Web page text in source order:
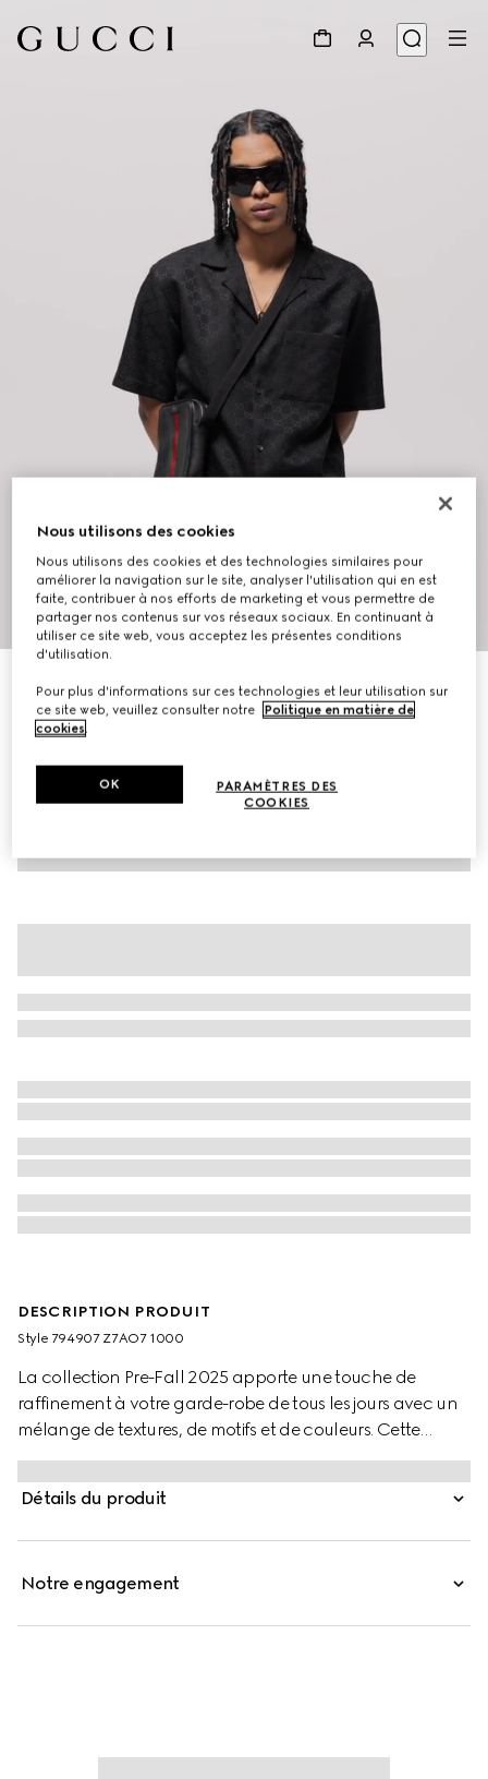
5
Chemise de bowling en toile en mélange de lin à
motif GG
CA$1,950
DESCRIPTION PRODUIT
Style ‎794907 Z7AO7 1000
La collection Pre-Fall 2025 apporte une touche de
raffinement à votre garde-robe de tous les jours avec un
mélange de textures, de motifs et de couleurs. Cette
chemise coupe standard est présentée en toile en
mélange de lin à motif GG noire.
Détails du produit
Notre engagement
Nous utilisons des cookies
Nous utilisons des cookies et des technologies similaires pour
améliorer la navigation sur le site, analyser l'utilisation qui en est
faite, contribuer à nos efforts de marketing et vous permettre de
partager nos contenus sur vos réseaux sociaux. En continuant à
utiliser ce site web, vous acceptez les présentes conditions
d'utilisation.
Pour plus d'informations sur ces technologies et leur utilisation sur
ce site web, veuillez consulter notre
Politique en matière de
cookies.
PARAMÈTRES DES
COOKIES
OK